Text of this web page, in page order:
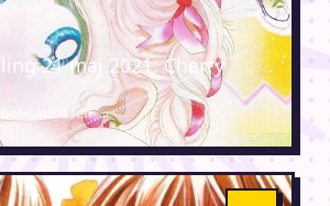
21 maj 2021: Cherry
Lauridsen